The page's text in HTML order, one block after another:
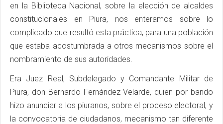
en la Biblioteca Nacional, sobre la elección de alcaldes
constitucionales en Piura, nos enteramos sobre lo
complicado que resultó esta práctica, para una población
que estaba acostumbrada a otros mecanismos sobre el
nombramiento de sus autoridades.
Era Juez Real, Subdelegado y Comandante Militar de
Piura, don Bernardo Fernández Velarde, quien por bando
hizo anunciar a los piuranos, sobre el proceso electoral, y
la convocatoria de ciudadanos, mecanismo tan diferente